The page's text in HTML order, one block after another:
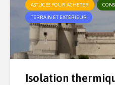
ASTUCES POUR ACHETER
TERRAIN ET EXTÉRIEUR
Isolation